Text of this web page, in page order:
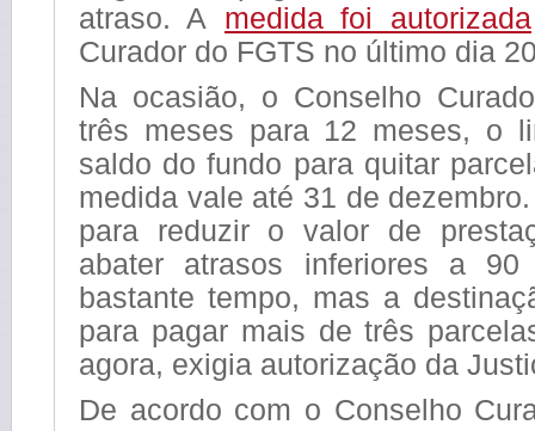
atraso. A medida foi autorizada
Curador do FGTS no último dia
Na ocasião, o Conselho
três meses para 12 meses, o
saldo do fundo para quitar
medida vale até 31 de
para reduzir o valor de
abater atrasos inferiores a
bastante tempo, mas a
para pagar mais de três
agora, exigia autorização da
De acordo com o Conselho